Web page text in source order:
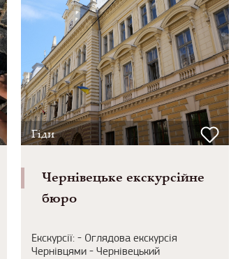
Гіди
Чернівецьке екскурсійне
бюро
Екскурсії: - Оглядова екскурсія
Чернівцями - Чернівецький